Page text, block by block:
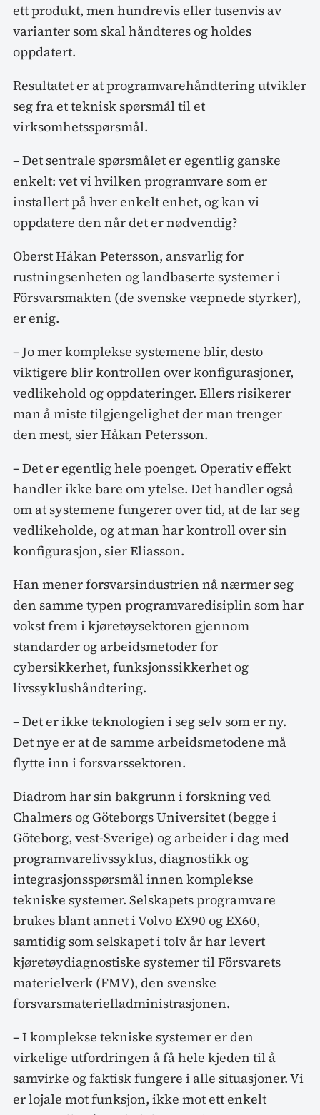
ett produkt, men hundrevis eller tusenvis av
varianter som skal håndteres og holdes
oppdatert.
Resultatet er at programvarehåndtering utvikler
seg fra et teknisk spørsmål til et
virksomhetsspørsmål.
– Det sentrale spørsmålet er egentlig ganske
enkelt: vet vi hvilken programvare som er
installert på hver enkelt enhet, og kan vi
oppdatere den når det er nødvendig?
Oberst Håkan Petersson, ansvarlig for
rustningsenheten og landbaserte systemer i
Försvarsmakten (de svenske væpnede styrker),
er enig.
– Jo mer komplekse systemene blir, desto
viktigere blir kontrollen over konfigurasjoner,
vedlikehold og oppdateringer. Ellers risikerer
man å miste tilgjengelighet der man trenger
den mest, sier Håkan Petersson.
– Det er egentlig hele poenget. Operativ effekt
handler ikke bare om ytelse. Det handler også
om at systemene fungerer over tid, at de lar seg
vedlikeholde, og at man har kontroll over sin
konfigurasjon, sier Eliasson.
Han mener forsvarsindustrien nå nærmer seg
den samme typen programvaredisiplin som har
vokst frem i kjøretøysektoren gjennom
standarder og arbeidsmetoder for
cybersikkerhet, funksjonssikkerhet og
livssyklushåndtering.
– Det er ikke teknologien i seg selv som er ny.
Det nye er at de samme arbeidsmetodene må
flytte inn i forsvarssektoren.
Diadrom har sin bakgrunn i forskning ved
Chalmers og Göteborgs Universitet (begge i
Göteborg, vest-Sverige) og arbeider i dag med
programvarelivssyklus, diagnostikk og
integrasjonsspørsmål innen komplekse
tekniske systemer. Selskapets programvare
brukes blant annet i Volvo EX90 og EX60,
samtidig som selskapet i tolv år har levert
kjøretøydiagnostiske systemer til Försvarets
materielverk (FMV), den svenske
forsvarsmaterielladministrasjonen.
– I komplekse tekniske systemer er den
virkelige utfordringen å få hele kjeden til å
samvirke og faktisk fungere i alle situasjoner. Vi
er lojale mot funksjon, ikke mot ett enkelt